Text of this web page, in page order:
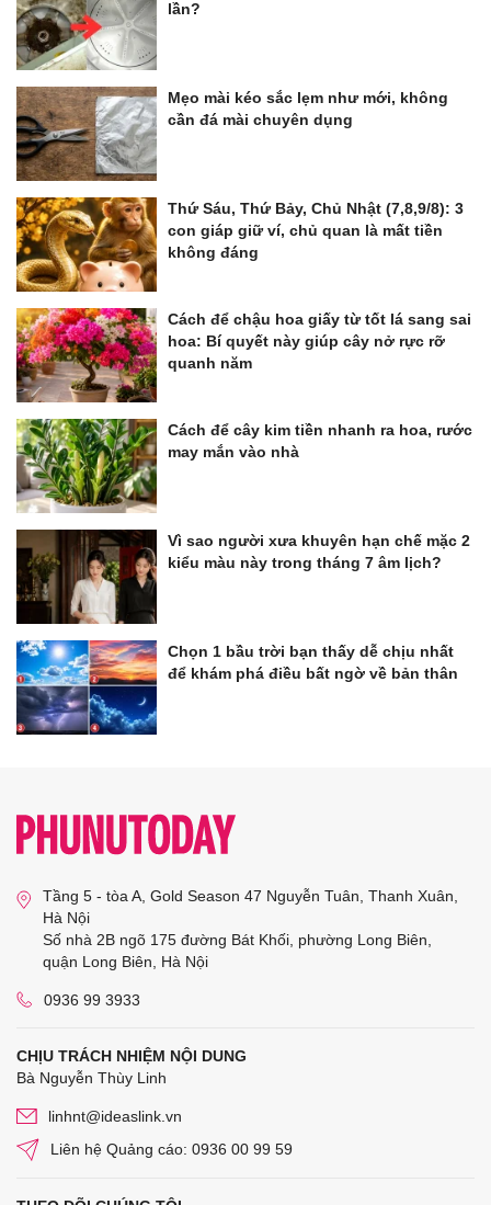
lần?
Mẹo mài kéo sắc lẹm như mới, không
cần đá mài chuyên dụng
Thứ Sáu, Thứ Bảy, Chủ Nhật (7,8,9/8): 3
con giáp giữ ví, chủ quan là mất tiền
không đáng
Cách để chậu hoa giấy từ tốt lá sang sai
hoa: Bí quyết này giúp cây nở rực rỡ
quanh năm
Cách để cây kim tiền nhanh ra hoa, rước
may mắn vào nhà
Vì sao người xưa khuyên hạn chế mặc 2
kiểu màu này trong tháng 7 âm lịch?
Chọn 1 bầu trời bạn thấy dễ chịu nhất
để khám phá điều bất ngờ về bản thân
Tầng 5 - tòa A, Gold Season 47 Nguyễn Tuân, Thanh Xuân,
Hà Nội
Số nhà 2B ngõ 175 đường Bát Khối, phường Long Biên,
quận Long Biên, Hà Nội
0936 99 3933
CHỊU TRÁCH NHIỆM NỘI DUNG
Bà Nguyễn Thùy Linh
linhnt@ideaslink.vn
Liên hệ Quảng cáo: 0936 00 99 59